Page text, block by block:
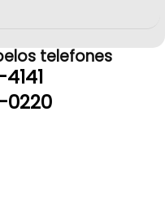
telefones
0220